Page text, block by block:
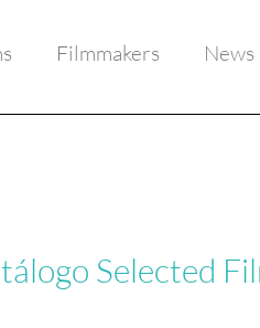
Filmmakers News
Selected